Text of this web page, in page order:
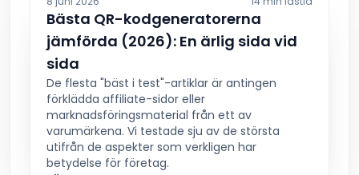
Bästa QR-kodgeneratorerna
jämförda (2026): En ärlig sida vid
sida
De flesta "bäst i test"-artiklar är antingen
förklädda affiliate-sidor eller
marknadsföringsmaterial från ett av
varumärkena. Vi testade sju av de största
utifrån de aspekter som verkligen har
betydelse för företag.